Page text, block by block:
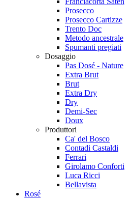
Prosecco
Prosecco Cartizze
Trento Doc
Metodo ancestrale
Spumanti pregiati
Dosaggio
Pas Dosé - Nature
Extra Brut
Brut
Extra Dry
Dry
Demi-Sec
Doux
Produttori
Ca' del Bosco
Contadi Castaldi
Ferrari
Girolamo Conforti
Luca Ricci
Bellavista
Rosé